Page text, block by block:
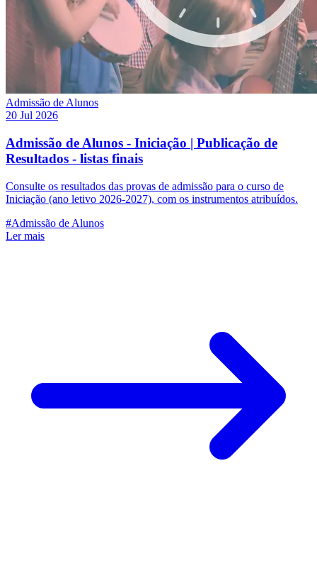
Admissão de Alunos
20 Jul 2026
Admissão de Alunos - Iniciação | Publicação de
Resultados - listas finais
Consulte os resultados das provas de admissão para o curso de
Iniciação (ano letivo 2026-2027), com os instrumentos atribuídos.
#Admissão de Alunos
Ler mais